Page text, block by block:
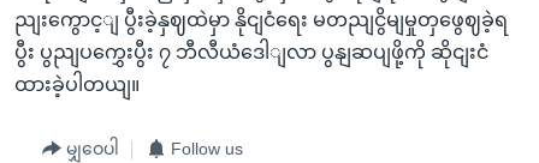
ညျးကွောင့ျ ပွီးခဲ့နှဈထဲမှာ နိုငျငံရေး မတညျငွိမျမှုတှဖွေဈခဲ့ရ
ပွီး ပွညျပကွှေးပွီး ၇ ဘီလီယံဒေါျလာ ပွနျဆပျဖို့ကို ဆိုငျးငံ
ထားခဲ့ပါတယျ။
မျှဝေပါ Follow us